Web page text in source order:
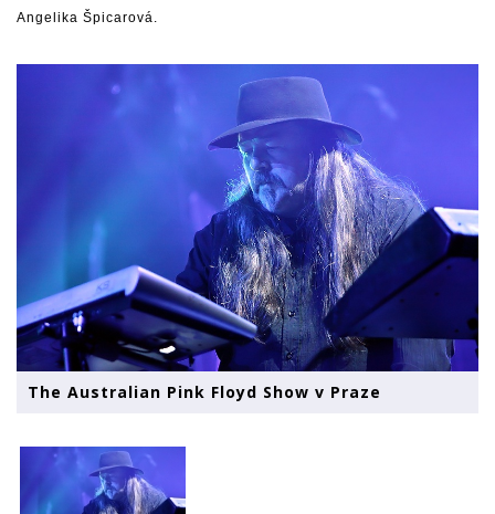
Angelika Špicarová.
The Australian Pink Floyd Show v Praze